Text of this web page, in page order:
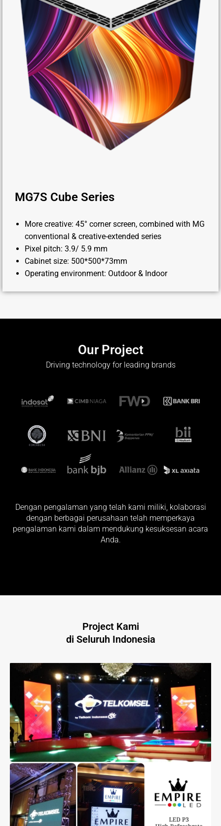
MG7S Cube Series
More creative: 45° corner screen, combined with MG
conventional & creative-extended series
Pixel pitch: 3.9/ 5.9 mm
Cabinet size: 500*500*73mm
Operating environment: Outdoor & Indoor
Our Project
Driving technology for leading brands
Dengan pengalaman yang telah kami miliki, kolaborasi
dengan berbagai perusahaan telah memperkaya
pengalaman kami dalam mendukung kesuksesan acara
Anda.
Project Kami
di Seluruh Indonesia